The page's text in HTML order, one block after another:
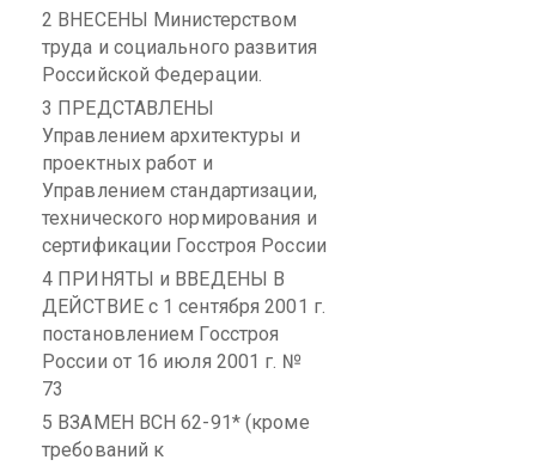
2 ВНЕСЕНЫ Министерством
труда и социального развития
Российской Федерации.
3 ПРЕДСТАВЛЕНЫ
Управлением архитектуры и
проектных работ и
Управлением стандартизации,
технического нормирования и
сертификации Госстроя России
4 ПРИНЯТЫ и ВВЕДЕНЫ В
ДЕЙСТВИЕ с 1 сентября 2001 г.
постановлением Госстроя
России от 16 июля 2001 г. №
73
5 ВЗАМЕН ВСН 62-91* (кроме
требований к